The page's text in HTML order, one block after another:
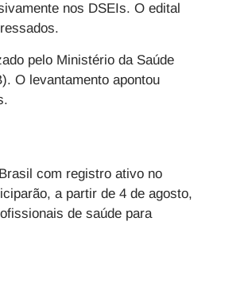
nos DSEIs. O edital
pelo Ministério da Saúde
O levantamento apontou
com registro ativo no
a partir de 4 de agosto,
de saúde para